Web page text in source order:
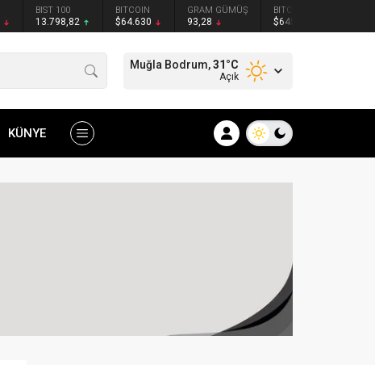
BIST 100
13.798,82
BITCOIN
$64.630
GRAM GÜMÜŞ
93,28
BITCOIN
$64582
Muğla Bodrum,31°C
Açık
KÜNYE